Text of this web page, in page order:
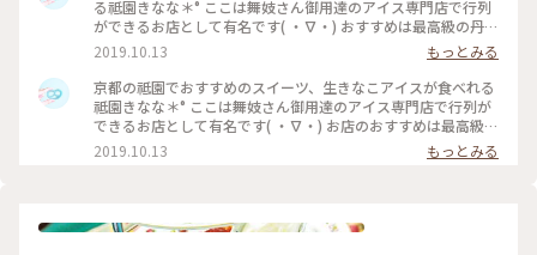
名探偵コナンで取り上げられました✨ #京都グルメ #京都 #祇
園 #本店 #人気店 #聖地巡礼 #パフェ #きなこ #黒ゴマ #アイス
クリーム #かき氷 #フォトジェニック #名探偵コナン
る祗園きなな＊° ここは舞妓さん御用達のアイス専門店で行列
ができるお店として有名です( ・∇・) おすすめは最高級の丹波
黒豆を使用したきなこの生アイス『できたてきなな』。(600円
ほうじ茶付)なんと添加物、保存料、卵を一切使ってません。
濃厚なのに甘すぎず、口どけが最高で本当においしかったので
京都にきたらまた立ち寄りたいお店の1つになりました♡ #京
都#おすすめ#スイーツ#アイス#秋の味覚ゴーラー隊#きなこ
2019.10.13
もっとみる
京都の祗園でおすすめのスイーツ、生きなこアイスが食べれる
祗園きなな＊° ここは舞妓さん御用達のアイス専門店で行列が
できるお店として有名です( ・∇・) お店のおすすめは最高級の
丹波黒豆を使用したきなこの生アイス『できたてきなな』。
(600円ほうじ茶付)なんと添加物、保存料、卵を一切使ってま
♡ #京都#おすすめ#スイーツ#アイス#秋の味覚ゴーラー隊#き
2019.10.13 もっとみる